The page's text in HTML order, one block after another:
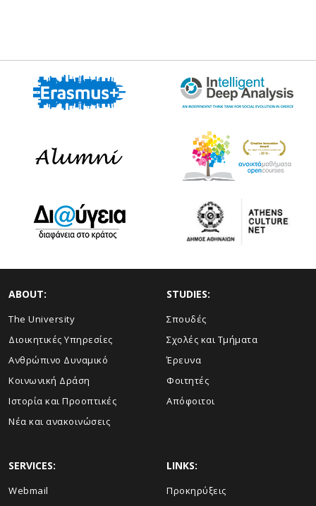
ABOUT:
The University
Διοικητικές Υπηρεσίες
Ανθρώπινο Δυναμικό
Κοινωνική Δράση
Ιστορία και Προοπτικές
Νέα και ανακοινώσεις
STUDIES:
Σπουδές
Σχολές και Τμήματα
Έρευνα
Φοιτητές
Απόφοιτοι
SERVICES:
Webmail
LINKS:
Προκηρύξεις